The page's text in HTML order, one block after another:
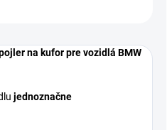
na kufor pre vozidlá BMW
jednoznačne